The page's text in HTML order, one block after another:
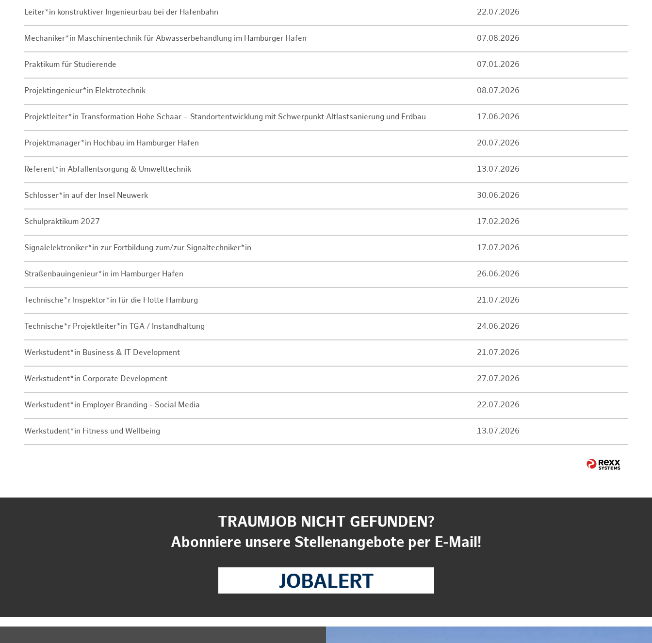
Leiter*in konstruktiver Ingenieurbau bei der Hafenbahn 22.07.2026
Mechaniker*in Maschinentechnik für Abwasserbehandlung im Hamburger Hafen 07.08.2026
Praktikum für Studierende 07.01.2026
Projektingenieur*in Elektrotechnik 08.07.2026
Projektleiter*in Transformation Hohe Schaar – Standortentwicklung mit Schwerpunkt Altlastsanierung und Erdbau 17.06.2026
Projektmanager*in Hochbau im Hamburger Hafen 20.07.2026
Referent*in Abfallentsorgung & Umwelttechnik 13.07.2026
Schlosser*in auf der Insel Neuwerk 30.06.2026
Schulpraktikum 2027 17.02.2026
Signalelektroniker*in zur Fortbildung zum/zur Signaltechniker*in 17.07.2026
Straßenbauingenieur*in im Hamburger Hafen 26.06.2026
Technische*r Inspektor*in für die Flotte Hamburg 21.07.2026
Technische*r Projektleiter*in TGA / Instandhaltung 24.06.2026
Werkstudent*in Business & IT Development 21.07.2026
Werkstudent*in Corporate Development 27.07.2026
Werkstudent*in Employer Branding - Social Media 22.07.2026
Werkstudent*in Fitness und Wellbeing 13.07.2026
TRAUMJOB NICHT GEFUNDEN?
Abonniere unsere Stellenangebote per E-Mail!